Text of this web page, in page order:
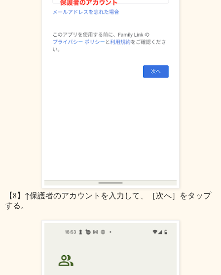
【8】↑保護者のアカウントを入力して、［次へ］をタップ
する。